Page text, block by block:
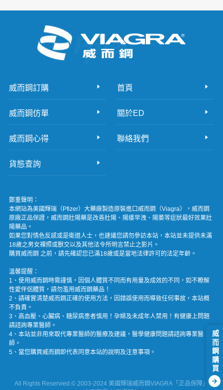
威而鋼購買

威而鋼訂購 首頁
威而鋼仿單 關於ED
威而鋼心得 聯絡我們
貨態查詢
鄭重聲明：
本網站為美國輝瑞（Pfizer）大藥廠製造原裝進口威而鋼（Viagra），威而鋼
原廠正品保證，威而鋼壯陽藥是改善壯陽、陽痿早洩、陽萎等症狀最好效果壯
陽藥品。
如果您對情色反感或是衛道人士，也建議您請勿參訪本站，本站並未提供未滿
18歲之男女裸照或獸交以及其他法令所明言禁止之影片。
購買威而鋼 之前，請先確認您已滿18歲或是當地法律許可的法定年齡。
溫馨提醒：
1、使用威而鋼時需謹慎，因個人體質不同而有用量及成效的不同，如不瞭解
性愛伴侶體質，請勿濫用威而鋼藥品！
2、請確實清楚威而鋼正確的使用方法，因錯誤使用而導致任何事故，本站概
不負責。
3、高血壓、心臟病、糖尿病患者慎用！孕婦及未成年人禁用！有健康上問題
請諮詢專業醫師。
4、本站並非用來取代專業醫師的醫療及建議，醫學健康問題請諮詢專業醫
師。
5、當您購買威而鋼即代表同意本站的說明及注意事項。
All Rights Reservied.© 2003-2024 美國輝瑞威而鋼VIAGRA「正品保障」